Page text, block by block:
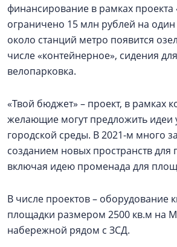
финансирование в рамках проекта
ограничено 15 млн рублей на
около станций метро появится
числе «контейнерное», сидения
велопарковка.
«Твой бюджет» – проект, в рамках
желающие могут предложить идеи
городской среды. В 2021-м много
созданием новых пространств для
включая идею променада для
В числе проектов – оборудование
площадки размером 2500 кв.м на
набережной рядом с ЗСД.